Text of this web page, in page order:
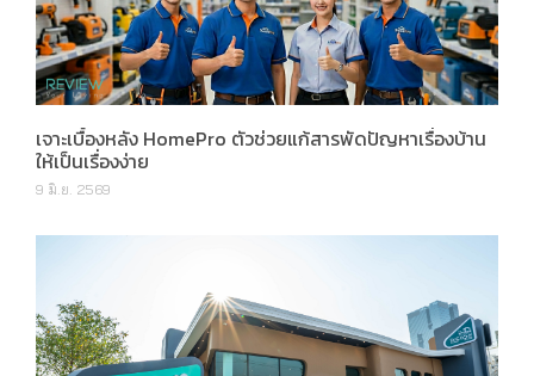
เจาะเบื้องหลัง HomePro ตัวช่วยแก้สารพัดปัญหาเรื่องบ้าน
ให้เป็นเรื่องง่าย
9 มิ.ย. 2569